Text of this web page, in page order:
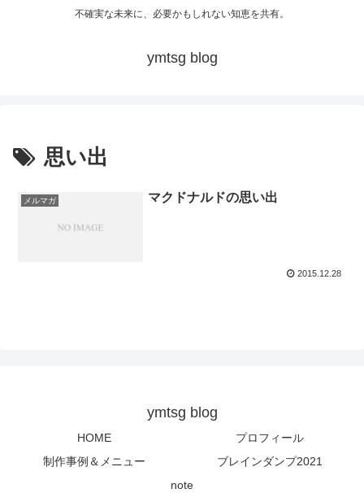
不確実な未来に、必要かもしれない知恵を共有。
ymtsg blog
思い出
メルマガ マクドナルドの思い出
2015.12.28
ymtsg blog
HOME
プロフィール
制作事例＆メニュー
ブレインダンプ2021
note